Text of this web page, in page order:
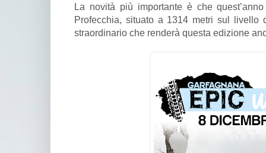
La novità più importante è che
Profecchia, situato a 1314 metri sul livello
straordinario che renderà questa edizione